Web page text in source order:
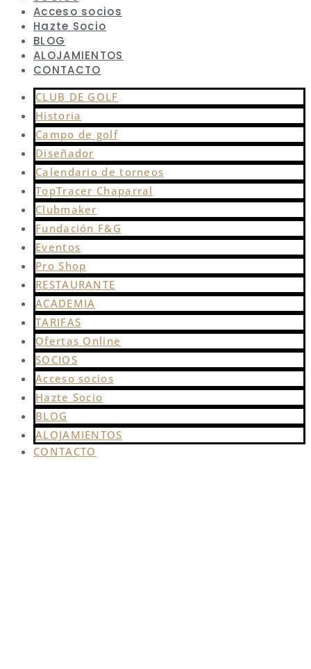
Acceso socios
Hazte Socio
BLOG
ALOJAMIENTOS
CONTACTO
CLUB DE GOLF
Historia
Campo de golf
Diseñador
Calendario de torneos
TopTracer Chaparral
Clubmaker
Fundación F&G
Eventos
Pro Shop
RESTAURANTE
ACADEMIA
TARIFAS
Ofertas Online
SOCIOS
Acceso socios
Hazte Socio
BLOG
ALOJAMIENTOS
CONTACTO